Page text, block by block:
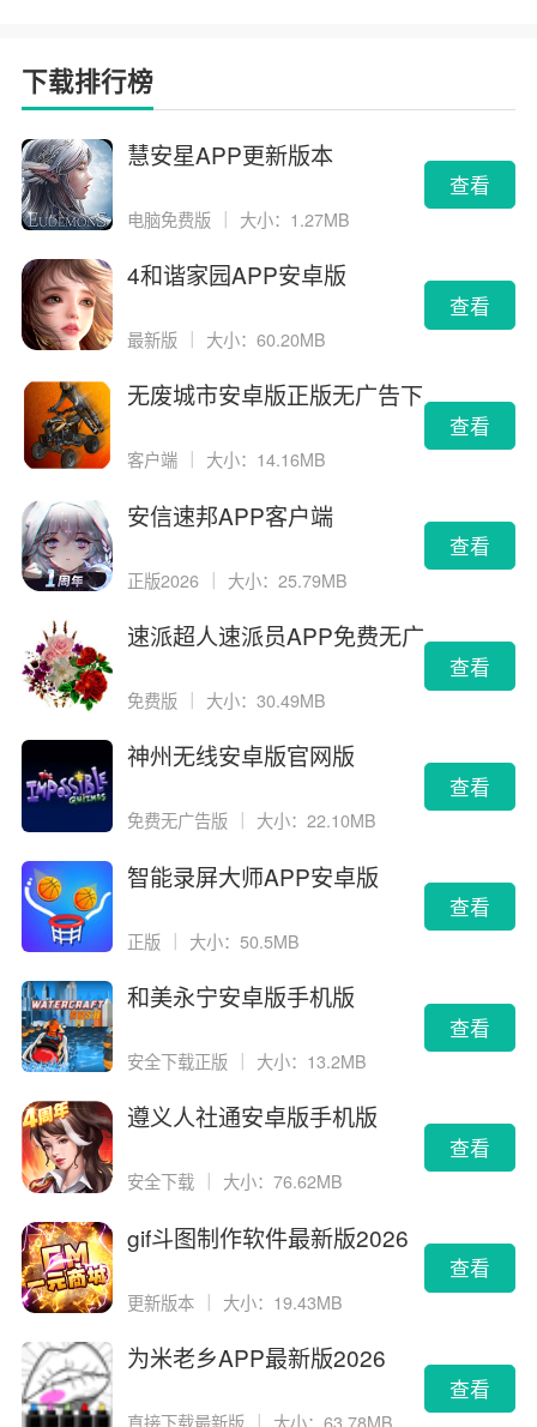
下载排行榜
慧安星APP更新版本
电脑免费版 ｜ 大小：1.27MB
查看
4和谐家园APP安卓版
最新版 大小：60.20MB
查看
无废城市安卓版正版无广告下
客户端 大小：14.16MB
查看
安信速邦APP客户端
正版2026 ｜ 大小：25.79MB
查看
速派超人速派员APP免费无广
免费版 大小：30.49MB
查看
神州无线安卓版官网版
免费无广告版 大小：22.10MB
查看
智能录屏大师APP安卓版
正版 ｜ 大小：50.5MB
查看
和美永宁安卓版手机版
安全下载正版 大小：13.2MB
查看
遵义人社通安卓版手机版
安全下载 大小：76.62MB
查看
gif斗图制作软件最新版2026
更新版本 ｜ 大小：19.43MB
查看
为米老乡APP最新版2026
查看